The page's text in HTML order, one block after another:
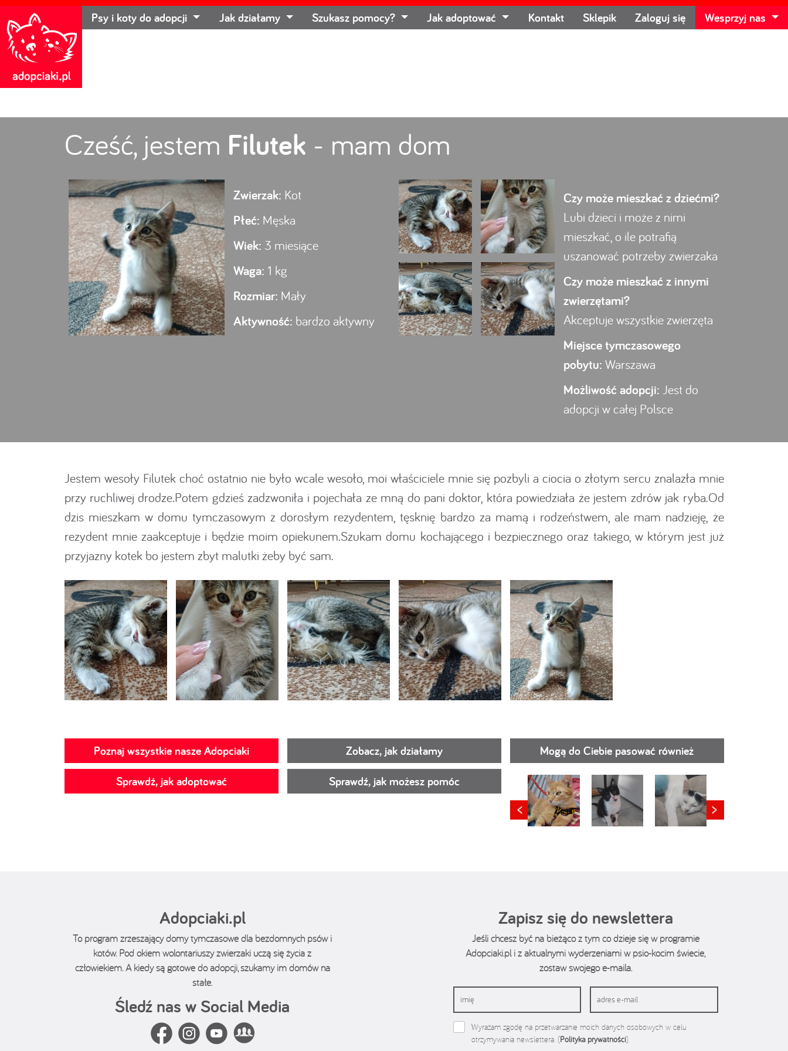
Psy i koty do adopcji Jak działamy Szukasz pomocy? Jak adoptować Kontakt Sklepik Zaloguj się Wesprzyj nas
Cześć, jestem Filutek - mam dom
Zwierzak: Kot
Płeć: Męska
Wiek: 3 miesiące
Waga: 1 kg
Rozmiar: Mały
Aktywność: bardzo aktywny
Czy może mieszkać z dziećmi?
Lubi dzieci i może z nimi
mieszkać, o ile potrafią
uszanować potrzeby zwierzaka
Czy może mieszkać z innymi
zwierzętami?
Akceptuje wszystkie zwierzęta
Miejsce tymczasowego
pobytu: Warszawa
Możliwość adopcji: Jest do
adopcji w całej Polsce
Jestem wesoły Filutek choć ostatnio nie było wcale wesoło, moi właściciele mnie się pozbyli a ciocia o złotym sercu znalazła mnie
przy ruchliwej drodze.Potem gdzieś zadzwoniła i pojechała ze mną do pani doktor, która powiedziała że jestem zdrów jak ryba.Od
dzis mieszkam w domu tymczasowym z dorosłym rezydentem, tęsknię bardzo za mamą i rodzeństwem, ale mam nadzieję, że
rezydent mnie zaakceptuje i będzie moim opiekunem.Szukam domu kochającego i bezpiecznego oraz takiego, w którym jest już
przyjazny kotek bo jestem zbyt malutki żeby być sam.
Poznaj wszystkie nasze Adopciaki
Sprawdź, jak adoptować
Zobacz, jak działamy
Sprawdź, jak możesz pomóc
Mogą do Ciebie pasować również
Adopciaki.pl
To program zrzeszający domy tymczasowe dla bezdomnych psów i
kotów. Pod okiem wolontariuszy zwierzaki uczą się życia z
człowiekiem. A kiedy są gotowe do adopcji, szukamy im domów na
stałe.
Śledź nas w Social Media
Zapisz się do newslettera
Jeśli chcesz być na bieżąco z tym co dzieje się w programie
Adopciaki.pl i z aktualnymi wyderzeniami w psio-kocim świecie,
zostaw swojego e-maila.
Wyrażam zgodę na przetwarzanie moich danych osobowych w celu
otrzymywania newslettera. (Polityka prywatności)